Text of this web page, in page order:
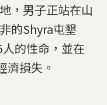
，男子正站在山
的Shyra屯墾
的性命，並在
濟損失。